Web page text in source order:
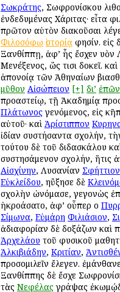
Σωκράτης, Σωφρονίσκου
ἐνδεδυμένας Χάριτας· εἶτα
πρῶτον αὐτὸν διακοῦσαι
Φιλοσόφῳ ἱστορίᾳ φησίν. εἰς
Ξανθίππῃ, ἀφ’ ἧς ἔσχεν
Μενέξενος, ὥς τισι δοκεῖ.
ἀπονοίᾳ τῶν Ἀθηναίων
μῦθον Αἰσώπειον [+] δι’ ἐπῶν
προαστείῳ, τῇ Ἀκαδημίᾳ
Πλάτωνοςγενόμενος, εἰς
αὐτοῦ· καὶ Ἀρίστιππον
ἰδίαν συστήσαντα σχολήν,
τούτου δὲ τοῦ διδασκάλου
συστησάμενον σχολήν, ἥτις
Αἰσχίνην, Λυσανίαν Σφήττιον
Εὐκλείδου, ηὔξησε δὲ
σχολὴν ὠνόμασε, γεγονὼς
ἠκροάσατο, ἀφ’ οὗπερ οἱ
Σίμωνα, Εὐμάρη Φιλιάσιον,
ἀδιαφορίαν δὲ δοξάζων καὶ
Ἀρχελάου τοῦ φυσικοῦ
Ἀλκιβιάδην, Κριτίαν,
προσομιλεῖν ἔλεγεν.
Ξανθίππης δὲ ἔσχε
τὰς Νεφέλαςγράψας